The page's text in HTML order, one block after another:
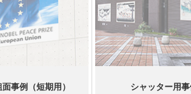
事例（短期用） シャッター用事